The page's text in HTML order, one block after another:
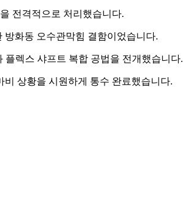
전격적으로 처리했습니다.
화동 오수관막힘 결함이었습니다.
렉스 샤프트 복합 공법을 전개했습니다.
상황을 시원하게 통수 완료했습니다.